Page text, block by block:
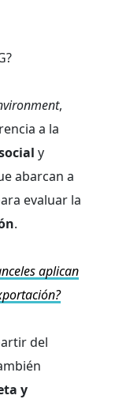
,
a la
y
abarcan a
evaluar la
.
aplican
del
y